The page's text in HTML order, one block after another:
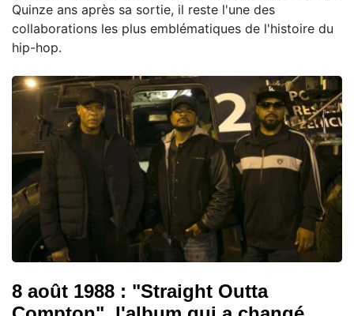
Quinze ans après sa sortie, il reste l'une des
collaborations les plus emblématiques de l'histoire du
hip-hop.
8 août 1988 : "Straight Outta